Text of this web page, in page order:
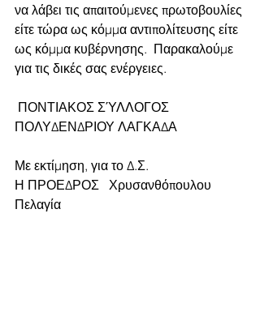
να λάβει τις απαιτούμενες πρωτοβουλίες
είτε τώρα ως κόμμα αντιπολίτευσης είτε
ως κόμμα κυβέρνησης.  Παρακαλούμε
για τις δικές σας ενέργειες.
ΠΟΛΥΔΕΝΔΡΙΟΥ ΛΑΓΚΑΔΑ
Με εκτίμηση, για το Δ.Σ.
Η ΠΡΟΕΔΡΟΣ   Χρυσανθόπουλου
Πελαγία